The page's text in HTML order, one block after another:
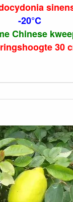
-20°C
Chinese
30